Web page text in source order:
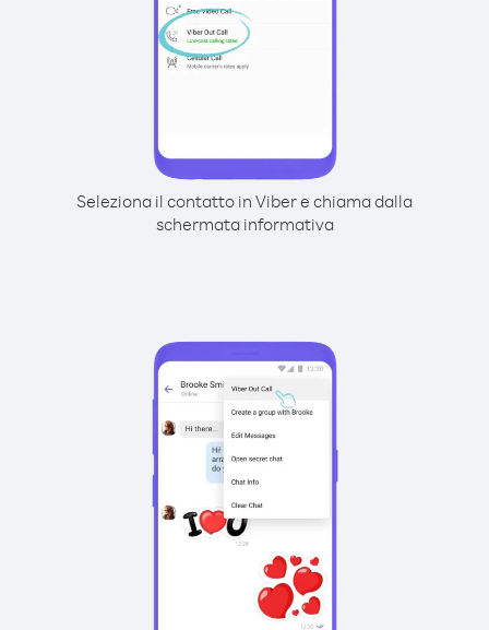
Seleziona il contatto in Viber e chiama dalla
schermata informativa